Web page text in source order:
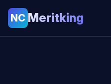
NC Meritking